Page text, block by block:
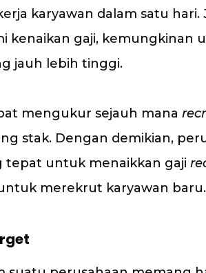
karyawan dalam satu hari.
kenaikan gaji, kemungkinan
jauh lebih tinggi.
mengukur sejauh mana
stak. Dengan demikian,
tepat untuk menaikkan gaji
merekrut karyawan baru.